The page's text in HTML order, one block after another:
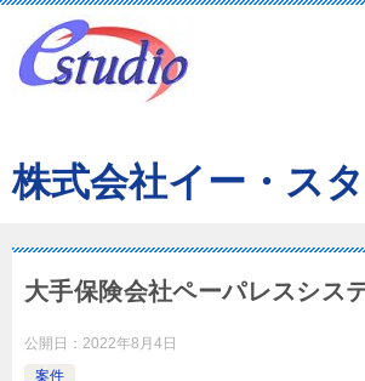
株式会社イー・ス
大手保険会社ペーパレスシス
公開日： 2022年8月4日
案件